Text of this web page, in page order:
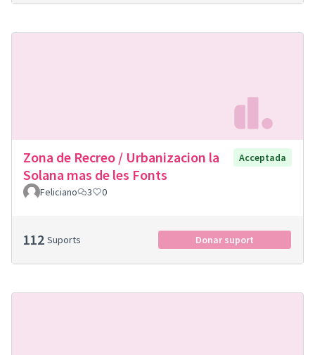
Zona de Recreo / Urbanizacion la
Solana mas de les Fonts
Acceptada
Feliciano 3 0
112 Suports Donar suport